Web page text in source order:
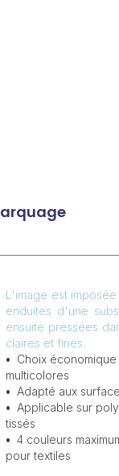
L'image est
enduites d'une
ensuite pressées
claires et fines.
Choix
multicolores
Adapté aux
Applicable sur
tissés
4 couleurs
pour textiles